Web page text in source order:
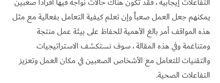
يمكنهم جعل العمل صعباً وإن تعلم كيفية التعامل بفعالية مع مثل
هذه المواقف أمر بالغ الأهمية للحفاظ على بيئة عمل منتجة
ومتناغمة وفي هذه المقالة ، سوف نستكشف الاستراتيجيات
والتقنيات للتعامل مع الأشخاص الصعبين في مكان العمل وتعزيز
التفاعلات الصحية.